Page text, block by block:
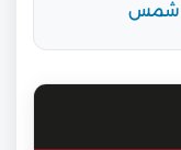
شمس